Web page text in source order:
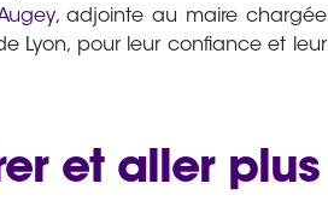
, adjointe au maire chargée
Lyon, pour leur confiance et leur
et aller plus